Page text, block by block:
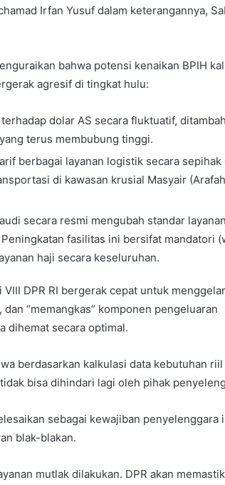
Irfan Yusuf dalam keterangannya,
bahwa potensi kenaikan BPIH
agresif di tingkat hulu:
dolar AS secara fluktuatif, ditambah
terus membubung tinggi.
berbagai layanan logistik secara sepihak
di kawasan krusial Masyair
secara resmi mengubah standar layanan
fasilitas ini bersifat mandatori
haji secara keseluruhan.
DPR RI bergerak cepat untuk
“memangkas” komponen pengeluaran
dihemat secara optimal.
berdasarkan kalkulasi data kebutuhan riil
bisa dihindari lagi oleh pihak
sebagai kewajiban penyelenggara
blak-blakan.
mutlak dilakukan. DPR akan